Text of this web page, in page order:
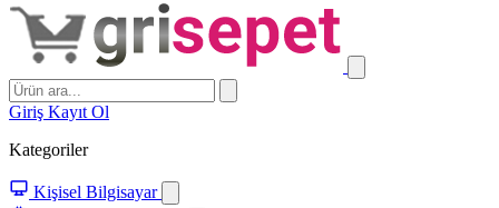
Giriş Kayıt Ol
Kategoriler
Kişisel Bilgisayar